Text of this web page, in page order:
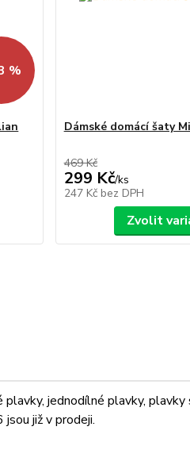
%
Dámské domácí šaty
469 Kč
299 Kč/ks
247 Kč bez DPH
Zvolit
jednodílné plavky, plavky
již v prodeji.